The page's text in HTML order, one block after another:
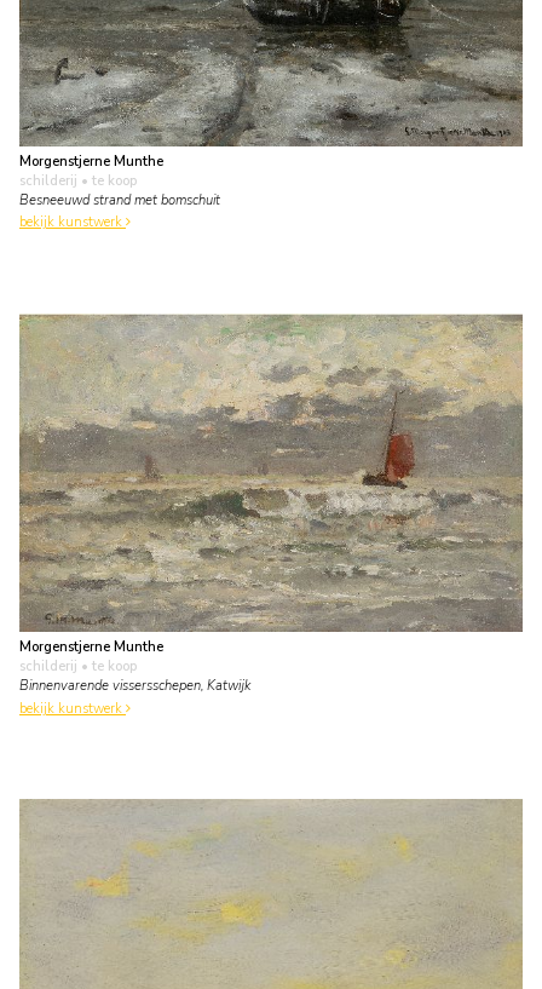
Morgenstjerne Munthe
schilderij • te koop
Besneeuwd strand met bomschuit
bekijk kunstwerk
Morgenstjerne Munthe
schilderij • te koop
Binnenvarende vissersschepen, Katwijk
bekijk kunstwerk